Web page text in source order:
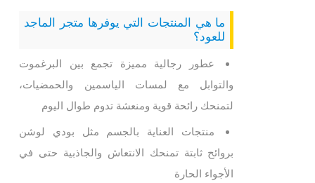
ما هي المنتجات التي يوفرها متجر الماجد
للعود؟
عطور رجالية مميزة تجمع بين البرغموت
والتوابل مع لمسات الياسمين والحمضيات،
لتمنحك رائحة قوية ومنعشة تدوم طوال اليوم
منتجات العناية بالجسم مثل بودي لوشن
بروائح ثابتة تمنحك الانتعاش والجاذبية حتى في
الأجواء الحارة